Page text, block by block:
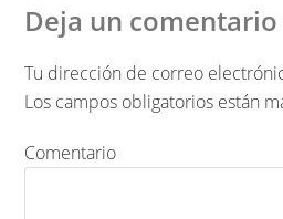
Deja un comentario
Tu dirección de correo
Los campos obligatorios están
Comentario